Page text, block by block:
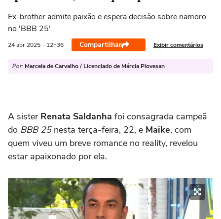
Ex-brother admite paixão e espera decisão sobre namoro
no 'BBB 25'
24 abr 2025 - 12h36 Compartilhar Exibir comentários
Por: Marcela de Carvalho / Licenciado de Márcia Piovesan
A sister Renata Saldanha foi consagrada campeã
do BBB 25nesta terça-feira, 22, e Maike, com
quem viveu um breve romance no reality, revelou
estar apaixonado por ela.